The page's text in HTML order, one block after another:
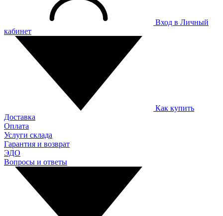
Вход в Личный
кабинет
Как купить
Доставка
Оплата
Услуги склада
Гарантия и возврат
ЭДО
Вопросы и ответы